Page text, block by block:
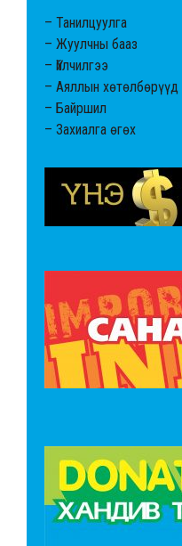
– Танилцуулга
– Жуулчны бааз
– Үйлчилгээ
– Аяллын хөтөлбөрүүд
– Байршил
– Захиалга өгөх